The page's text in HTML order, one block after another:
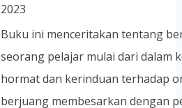
2023
Buku ini menceritakan tentang
seorang pelajar mulai dari dalam
hormat dan kerinduan terhadap
berjuang membesarkan dengan